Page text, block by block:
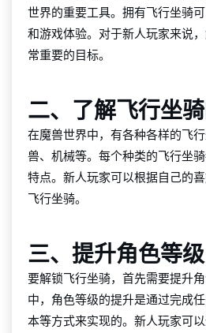
世界的重要工具。拥有飞行坐骑
和游戏体验。对于新人玩家来说
常重要的目标。
二、了解飞行坐
在魔兽世界中，有各种各样的飞
兽、机械等。每个种类的飞行坐
特点。新人玩家可以根据自己的
飞行坐骑。
三、提升角色等级
要解锁飞行坐骑，首先需要提升
中，角色等级的提升是通过完成
本等方式来实现的。新人玩家可